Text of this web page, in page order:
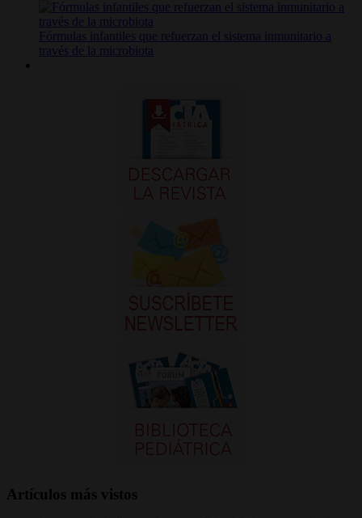
Fórmulas infantiles que refuerzan el sistema inmunitario a
través de la microbiota
Artículos más vistos